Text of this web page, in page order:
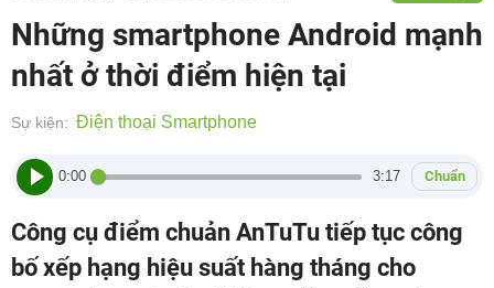
Những smartphone Android mạnh
nhất ở thời điểm hiện tại
Sự kiện: Điện thoại Smartphone
0:00 3:17 Chuẩn
Công cụ điểm chuản AnTuTu tiếp tục công
bố xếp hạng hiệu suất hàng tháng cho